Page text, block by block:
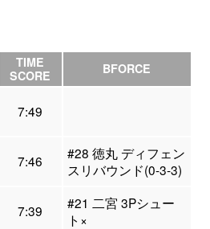
TIME
SCORE
BFORCE
7:49
7:46
#28 徳丸 ディフェン
スリバウンド(0-3-3)
7:39
#21 二宮 3Pシュー
ト×